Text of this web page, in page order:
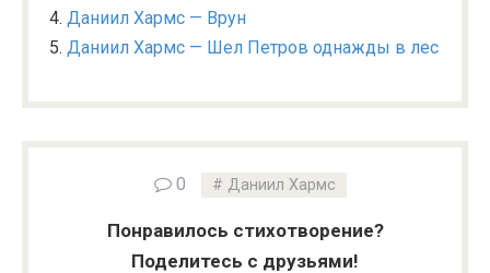
Даниил Хармс — Врун
Даниил Хармс — Шел Петров однажды в лес
0 Даниил Хармс
Понравилось стихотворение?
Поделитесь с друзьями!